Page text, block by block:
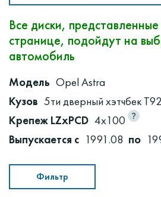
Все диски,
странице, подойдут на
автомобиль
Модель Opel Astra
Кузов 5ти дверный хэтчбек T92
Крепеж LZxPCD 4x100
Выпускается с 1991.08 по
Фильтр